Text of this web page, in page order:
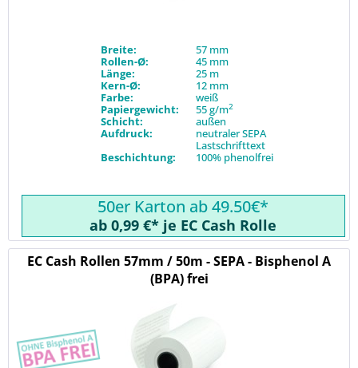
Breite:
57 mm
Rollen-Ø:
45 mm
Länge:
25 m
Kern-Ø:
12 mm
Farbe:
weiß
Papiergewicht:
55 g/m2
Schicht:
außen
Aufdruck:
neutraler SEPA
Lastschrifttext
Beschichtung:
100% phenolfrei
50er Karton ab 49.50€*
ab 0,99 €* je EC Cash Rolle
EC Cash Rollen 57mm / 50m - SEPA - Bisphenol A
(BPA) frei